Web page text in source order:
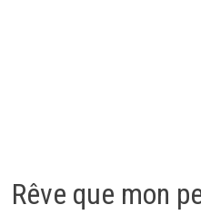
Rêve que mon